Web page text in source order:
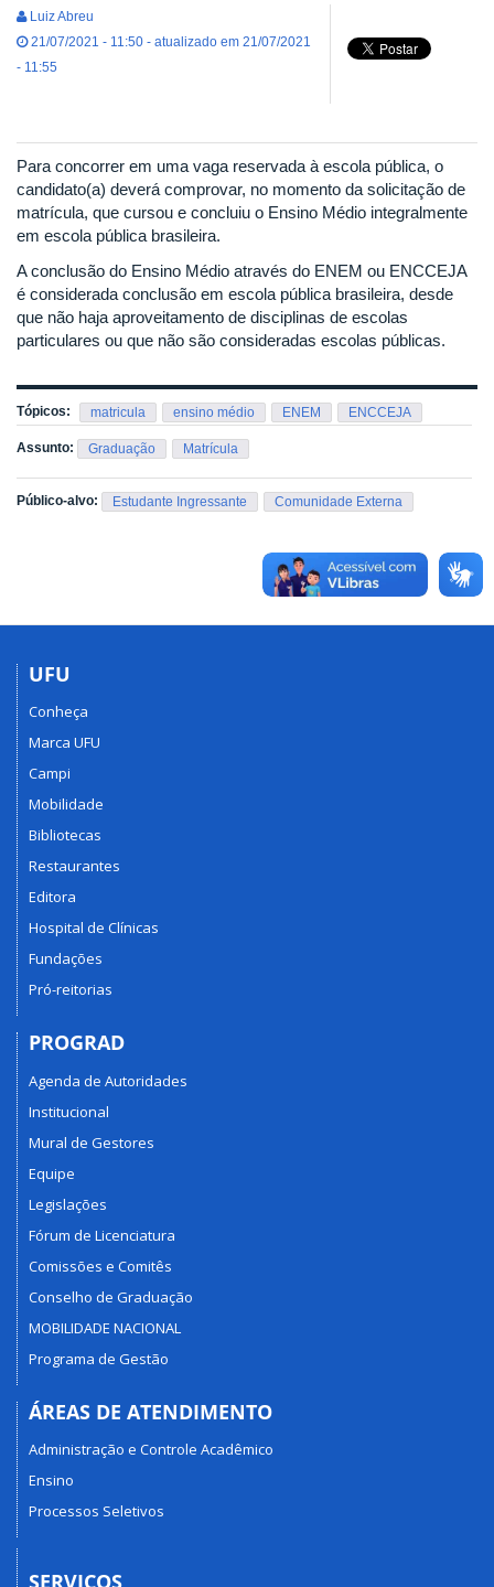
Luiz Abreu
21/07/2021 - 11:50 - atualizado em 21/07/2021
- 11:55
Para concorrer em uma vaga reservada à escola pública, o
candidato(a) deverá comprovar, no momento da solicitação de
matrícula, que cursou e concluiu o Ensino Médio integralmente
em escola pública brasileira.
A conclusão do Ensino Médio através do ENEM ou ENCCEJA
é considerada conclusão em escola pública brasileira, desde
que não haja aproveitamento de disciplinas de escolas
particulares ou que não são consideradas escolas públicas.
Tópicos: matricula ensino médio ENEM ENCCEJA
Assunto: Graduação Matrícula
Público-alvo: Estudante Ingressante Comunidade Externa
UFU
Conheça
Marca UFU
Campi
Mobilidade
Bibliotecas
Restaurantes
Editora
Hospital de Clínicas
Fundações
Pró-reitorias
PROGRAD
Agenda de Autoridades
Institucional
Mural de Gestores
Equipe
Legislações
Fórum de Licenciatura
Comissões e Comitês
Conselho de Graduação
MOBILIDADE NACIONAL
Programa de Gestão
ÁREAS DE ATENDIMENTO
Administração e Controle Acadêmico
Ensino
Processos Seletivos
SERVIÇOS